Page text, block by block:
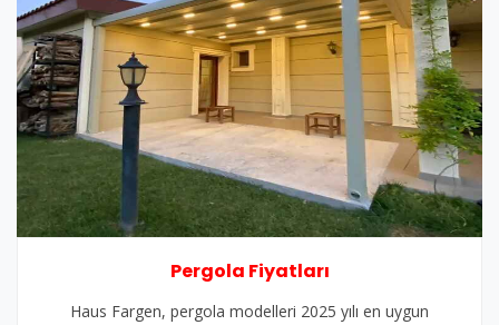
Pergola Fiyatları
Haus Fargen, pergola modelleri 2025 yılı en uygun